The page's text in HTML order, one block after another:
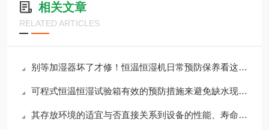
相关文章
RELATED ARTICLES
别等加湿器坏了才修！恒温恒湿机日常预防保养看这篇就够
可程式恒温恒湿试验箱有效的预防措施来避免缺水现象至关重要
其存放环境的适宜与否直接关系到设备的性能、寿命以及测试结果的准确性